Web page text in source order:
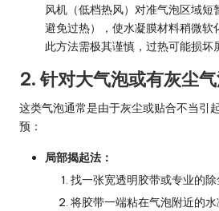
风机（低档热风）对准气泡区域短
避免过热），使水凝膜材料稍微软
此方法需极其谨慎 ，过热可能损坏
2. 针对大气泡或有灰尘
这类气泡通常是由于灰尘或贴合不当引
预：
局部揭起法：
找一张宽透明胶带或专业的除
将胶带一端粘在气泡附近的水